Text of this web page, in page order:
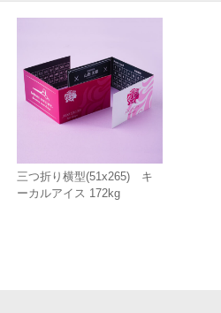
三つ折り横型(51x265) キ
ーカルアイス 172kg